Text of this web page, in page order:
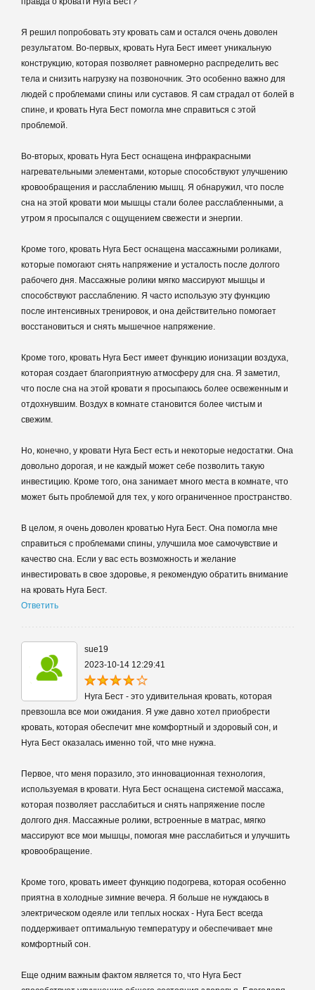
Я решил попробовать эту кровать сам и остался очень доволен
результатом. Во-первых, кровать Нуга Бест имеет уникальную
конструкцию, которая позволяет равномерно распределить вес
тела и снизить нагрузку на позвоночник. Это особенно важно для
людей с проблемами спины или суставов. Я сам страдал от болей в
спине, и кровать Нуга Бест помогла мне справиться с этой
проблемой.
Во-вторых, кровать Нуга Бест оснащена инфракрасными
нагревательными элементами, которые способствуют улучшению
кровообращения и расслаблению мышц. Я обнаружил, что после
сна на этой кровати мои мышцы стали более расслабленными, а
утром я просыпался с ощущением свежести и энергии.
Кроме того, кровать Нуга Бест оснащена массажными роликами,
которые помогают снять напряжение и усталость после долгого
рабочего дня. Массажные ролики мягко массируют мышцы и
способствуют расслаблению. Я часто использую эту функцию
после интенсивных тренировок, и она действительно помогает
восстановиться и снять мышечное напряжение.
Кроме того, кровать Нуга Бест имеет функцию ионизации воздуха,
которая создает благоприятную атмосферу для сна. Я заметил,
что после сна на этой кровати я просыпаюсь более освеженным и
отдохнувшим. Воздух в комнате становится более чистым и
свежим.
Но, конечно, у кровати Нуга Бест есть и некоторые недостатки. Она
довольно дорогая, и не каждый может себе позволить такую
инвестицию. Кроме того, она занимает много места в комнате, что
может быть проблемой для тех, у кого ограниченное пространство.
В целом, я очень доволен кроватью Нуга Бест. Она помогла мне
справиться с проблемами спины, улучшила мое самочувствие и
качество сна. Если у вас есть возможность и желание
инвестировать в свое здоровье, я рекомендую обратить внимание
на кровать Нуга Бест.
Ответить
sue19
2023-10-14 12:29:41
Нуга Бест - это удивительная кровать, которая
превзошла все мои ожидания. Я уже давно хотел приобрести
кровать, которая обеспечит мне комфортный и здоровый сон, и
Нуга Бест оказалась именно той, что мне нужна.
Первое, что меня поразило, это инновационная технология,
используемая в кровати. Нуга Бест оснащена системой массажа,
которая позволяет расслабиться и снять напряжение после
долгого дня. Массажные ролики, встроенные в матрас, мягко
массируют все мои мышцы, помогая мне расслабиться и улучшить
кровообращение.
Кроме того, кровать имеет функцию подогрева, которая особенно
приятна в холодные зимние вечера. Я больше не нуждаюсь в
электрическом одеяле или теплых носках - Нуга Бест всегда
поддерживает оптимальную температуру и обеспечивает мне
комфортный сон.
Еще одним важным фактом является то, что Нуга Бест